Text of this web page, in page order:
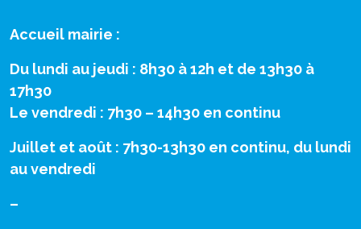
Accueil mairie :
Du lundi au jeudi : 8h30 à 12h et de 13h30 à
17h30
Le vendredi : 7h30 – 14h30 en continu
Juillet et août : 7h30-13h30 en continu, du lundi
au vendredi
–